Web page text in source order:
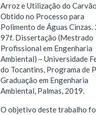
Arroz e Utilização do
Obtido no Processo para
Polimento de Águas Cinzas.
97f. Dissertação (Mestrado
Profissional em Engenharia
Ambiental) – Universidade
do Tocantins, Programa de
Graduação em Engenharia
Ambiental, Palmas, 2019.
O objetivo deste trabalho